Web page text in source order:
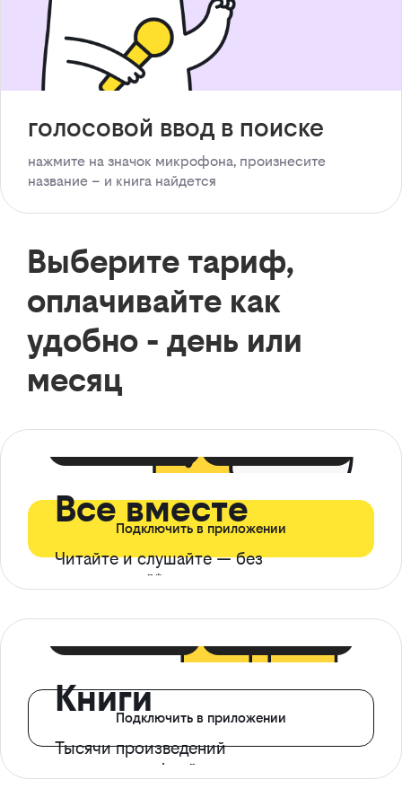
голосовой ввод в поиске
нажмите на значок микрофона, произнесите
название – и книга найдется
Выберите тариф,
оплачивайте как
удобно - день или
месяц
Все вместе
Читайте и слушайте — без
ограничений*
Подключить в приложении
Книги
Тысячи произведений
с доступом офлайн
Подключить в приложении